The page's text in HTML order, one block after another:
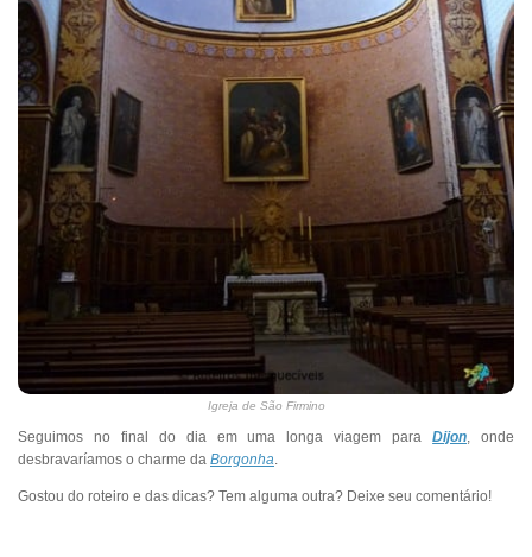
Igreja de São Firmino
Seguimos no final do dia em uma longa viagem paraDijon, onde
desbravaríamos o charme da Borgonha.
Gostou do roteiro e das dicas? Tem alguma outra? Deixe seu comentário!